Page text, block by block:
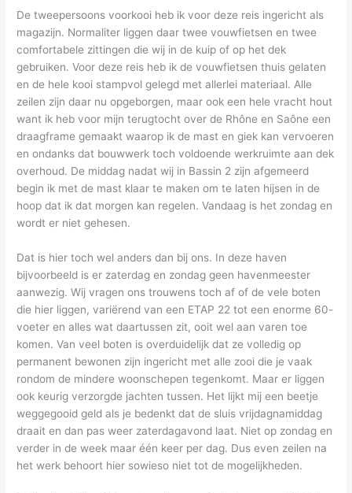
De tweepersoons voorkooi heb ik voor deze reis ingericht als
magazijn. Normaliter liggen daar twee vouwfietsen en twee
comfortabele zittingen die wij in de kuip of op het dek
gebruiken. Voor deze reis heb ik de vouwfietsen thuis gelaten
en de hele kooi stampvol gelegd met allerlei materiaal. Alle
zeilen zijn daar nu opgeborgen, maar ook een hele vracht hout
want ik heb voor mijn terugtocht over de Rhône en Saône een
draagframe gemaakt waarop ik de mast en giek kan vervoeren
en ondanks dat bouwwerk toch voldoende werkruimte aan dek
overhoud. De middag nadat wij in Bassin 2 zijn afgemeerd
begin ik met de mast klaar te maken om te laten hijsen in de
hoop dat ik dat morgen kan regelen. Vandaag is het zondag en
wordt er niet gehesen.
Dat is hier toch wel anders dan bij ons. In deze haven
bijvoorbeeld is er zaterdag en zondag geen havenmeester
aanwezig. Wij vragen ons trouwens toch af of de vele boten
die hier liggen, variërend van een ETAP 22 tot een enorme 60-
voeter en alles wat daartussen zit, ooit wel aan varen toe
komen. Van veel boten is overduidelijk dat ze volledig op
permanent bewonen zijn ingericht met alle zooi die je vaak
rondom de mindere woonschepen tegenkomt. Maar er liggen
ook keurig verzorgde jachten tussen. Het lijkt mij een beetje
weggegooid geld als je bedenkt dat de sluis vrijdagnamiddag
draait en dan pas weer zaterdagavond laat. Niet op zondag en
verder in de week maar één keer per dag. Dus even zeilen na
het werk behoort hier sowieso niet tot de mogelijkheden.